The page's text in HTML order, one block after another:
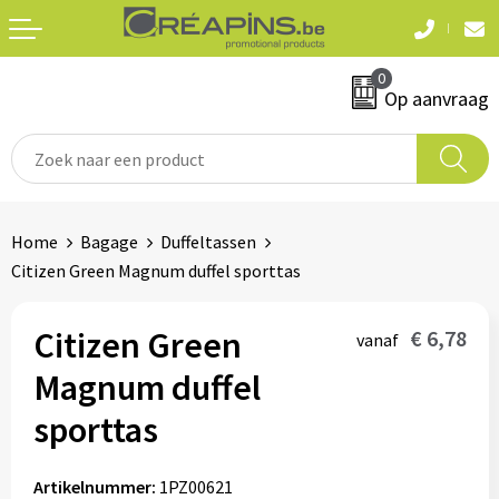
0
Op aanvraag
T-shirts
Sweaters en hoodies
Jassen
Hemden
Automerken
Eten & drinken
Snoepgoed
Waterflesjes
Home Bagage
Duffeltassen
Citizen Green Magnum duffel sporttas
Citizen Green
Magnum duffel
sporttas
vanaf € 6,78
Artikelnummer: 1PZ00621